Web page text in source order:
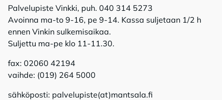
Palvelupiste Vinkki, puh. 040 314 5273
Avoinna ma-to 9-16, pe 9-14. Kassa suljetaan 1/2 h
ennen Vinkin sulkemisaikaa.
Suljettu ma-pe klo 11-11.30.
fax: 02060 42194
vaihde: (019) 264 5000
sähköposti: palvelupiste(at)mantsala.fi